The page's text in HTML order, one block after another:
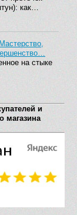
как…
на стыке
и
магазина